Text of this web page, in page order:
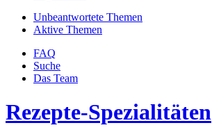
Unbeantwortete Themen
Aktive Themen
FAQ
Suche
Das Team
Rezepte-Spezialitäten